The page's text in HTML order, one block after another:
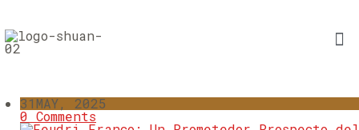
31 MAY, 2025
0 Comments